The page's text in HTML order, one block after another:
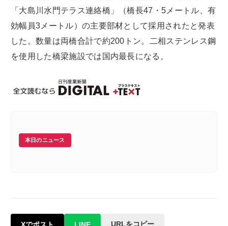
「大島川水門テラス連絡橋」（橋長47・5メートル、有
効幅員3メートル）の主要部材として採用されたと発表
した。数量は両橋合計で約200トン。二相ステンレス鋼
を使用した橋梁施設では国内最長になる。
本日のニュース
Xでポスト LINE URLをコピー